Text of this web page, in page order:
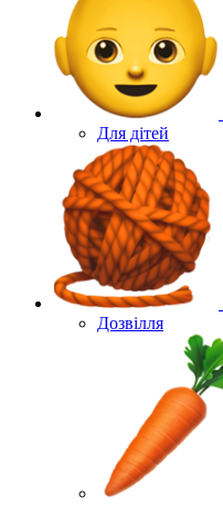
Для дітей
Дозвілля